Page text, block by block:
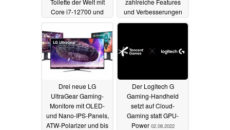
Core i7-12700 und
und Verbesserungen
03.08.2022
Drei neue LG
UltraGear Gaming-
Monitore mit OLED-
und Nano-IPS-Panels,
ATW-Polarizer und bis
Der Logitech G
Gaming-Handheld
setzt auf Cloud-
Gaming statt GPU-
Power 02.08.2022